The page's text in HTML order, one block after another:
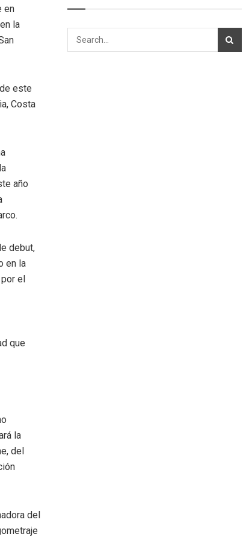
en
la
este
Costa
año
debut,
en la
el
que
la
del
del